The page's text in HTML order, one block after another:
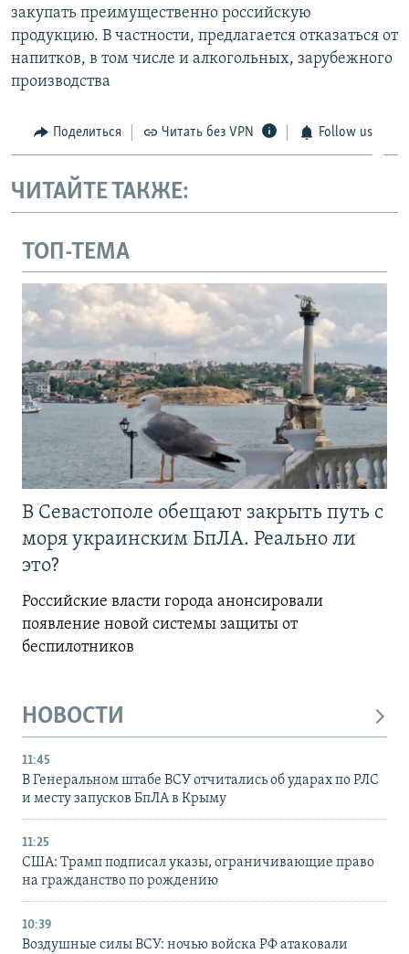
закупать преимущественно российскую
продукцию. В частности, предлагается отказаться от
напитков, в том числе и алкогольных, зарубежного
производства
Поделиться Читать без VPN Follow us
ЧИТАЙТЕ ТАКЖЕ:
ТОП-ТЕМА
В Севастополе обещают закрыть путь с
моря украинским БпЛА. Реально ли
это?
Российские власти города анонсировали
появление новой системы защиты от
беспилотников
НОВОСТИ
11:45
В Генеральном штабе ВСУ отчитались об ударах по РЛС
и месту запусков БпЛА в Крыму
11:25
США: Трамп подписал указы, ограничивающие право
на гражданство по рождению
10:39
Воздушные силы ВСУ: ночью войска РФ атаковали